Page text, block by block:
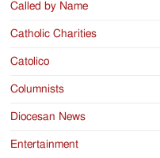
Called by Name
Catholic Charities
Catolico
Columnists
Diocesan News
Entertainment